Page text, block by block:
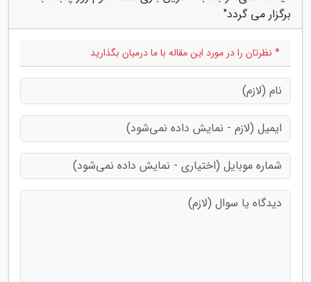
برگزار می گردد"
* نظرتان را در مورد این مقاله با ما درمیان بگذارید